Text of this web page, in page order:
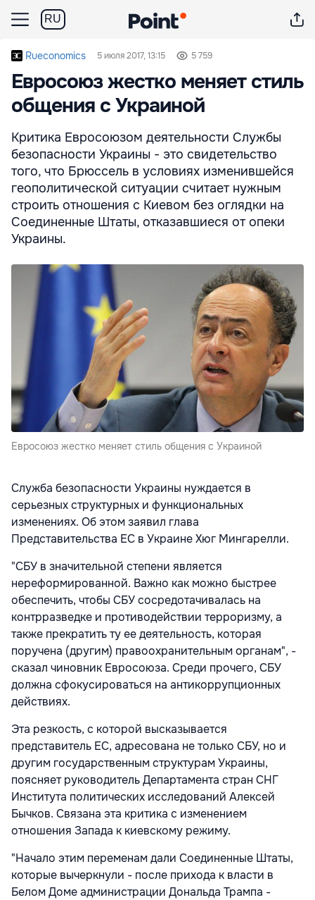
RU
Rueconomics 5 июля 2017, 13:15 5 759
Евросоюз жестко меняет стиль
общения с Украиной
Критика Евросоюзом деятельности Службы
безопасности Украины - это свидетельство
того, что Брюссель в условиях изменившейся
геополитической ситуации считает нужным
строить отношения с Киевом без оглядки на
Соединенные Штаты, отказавшиеся от опеки
Украины.
Евросоюз жестко меняет стиль общения с Украиной
Служба безопасности Украины нуждается в
серьезных структурных и функциональных
изменениях. Об этом заявил глава
Представительства ЕС в Украине Хюг Мингарелли.
"СБУ в значительной степени является
нереформированной. Важно как можно быстрее
обеспечить, чтобы СБУ сосредотачивалась на
контрразведке и противодействии терроризму, а
также прекратить ту ее деятельность, которая
поручена (другим) правоохранительным органам", -
сказал чиновник Евросоюза. Среди прочего, СБУ
должна сфокусироваться на антикоррупционных
действиях.
Эта резкость, с которой высказывается
представитель ЕС, адресована не только СБУ, но и
другим государственным структурам Украины,
поясняет руководитель Департамента стран СНГ
Института политических исследований Алексей
Бычков. Связана эта критика с изменением
отношения Запада к киевскому режиму.
"Начало этим переменам дали Соединенные Штаты,
которые вычеркнули - после прихода к власти в
Белом Доме администрации Дональда Трампа -